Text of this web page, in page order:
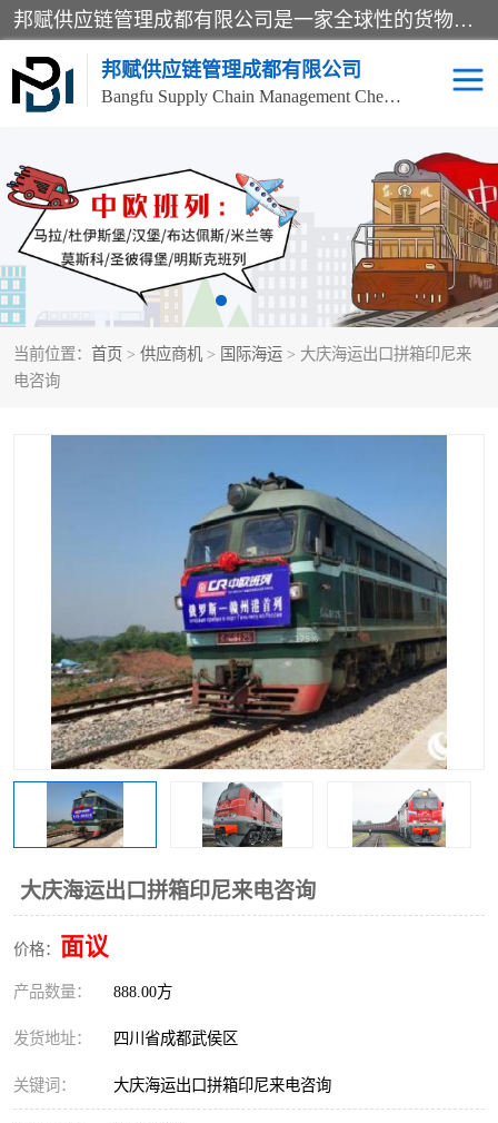
邦赋供应链管理成都有限公司是一家全球性的货物运输代理公司，主要从事：波兰中欧班列、德国中欧班列、出口莫斯科班列、中欧班列进口、蓉欧铁路、成都出口空运等业务，同时亦提供报关、报检、仓储、码头操作等服务。
邦赋供应链管理成都有限公司
Bangfu Supply Chain Management Chengdu Co.,LTD
当前位置： 首页 > 供应商机 > 国际海运 > 大庆海运出口拼箱印尼来
电咨询
大庆海运出口拼箱印尼来电咨询
价格： 面议
产品数量： 888.00方
发货地址： 四川省成都武侯区
关键词： 大庆海运出口拼箱印尼来电咨询
进出口门到门 成都中欧班列
国际汽运 国际空运
食品进口物流清关 南美海运
中欧班列进口红酒啤酒
蓉欧班列进口机械设备 马来西亚物流
东南亚铁路 铁路出口拼箱/整柜
中俄班列莫斯科